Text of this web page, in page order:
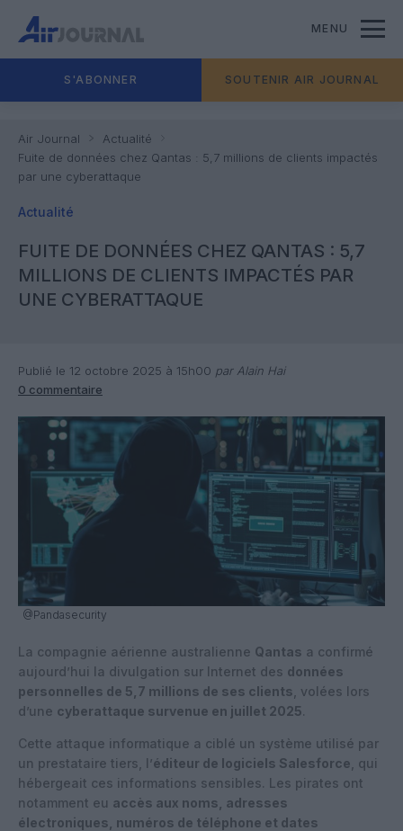
MENU
S'ABONNER SOUTENIR AIR JOURNAL
Air Journal
Actualité
Fuite de données chez Qantas : 5,7 millions de clients impactés
par une cyberattaque
Actualité
FUITE DE DONNÉES CHEZ QANTAS : 5,7
MILLIONS DE CLIENTS IMPACTÉS PAR
UNE CYBERATTAQUE
Publié le 12 octobre 2025 à 15h00 par Alain Hai
0 commentaire
@Pandasecurity
La compagnie aérienne australienne Qantas a confirmé
aujourd’hui la divulgation sur Internet des données
personnelles de 5,7 millions de ses clients , volées lors
d’une cyberattaque survenue en juillet 2025.
Cette attaque informatique a ciblé un système utilisé par
un prestataire tiers, l’éditeur de logiciels Salesforce , qui
hébergeait ces informations sensibles. Les pirates ont
notamment eu accès aux noms, adresses
électroniques, numéros de téléphone et dates